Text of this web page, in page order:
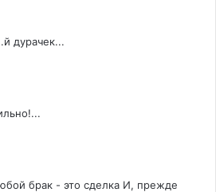
дурачек...
брак - это сделка И, прежде